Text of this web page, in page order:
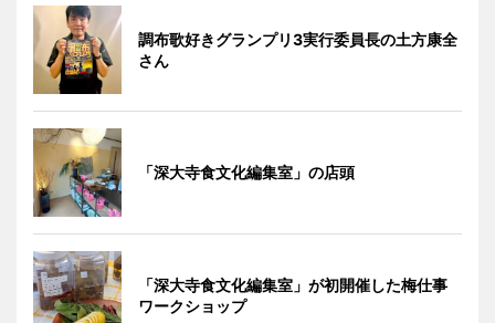
調布歌好きグランプリ3実行委員長の土方康全
さん
「深大寺食文化編集室」の店頭
「深大寺食文化編集室」が初開催した梅仕事
ワークショップ